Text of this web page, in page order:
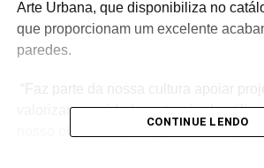
Arte Urbana, que disponibiliza no
que proporcionam um excelente
paredes.
“Faz parte da nossa cultura apoiar
valorizam as cidades, através da
nosso objetivo é proteger áreas
CONTINUE LENDO